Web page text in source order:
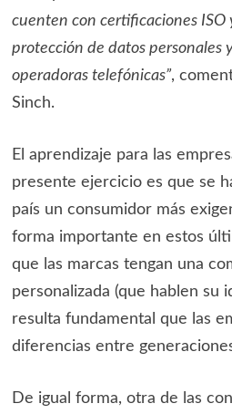
cuenten con certificaciones ISO
protección de datos personales
operadoras telefónicas”,
Sinch.
El aprendizaje para las
presente ejercicio es que se
país un consumidor más
forma importante en estos
que las marcas tengan una
personalizada (que hablen su
resulta fundamental que las
diferencias entre
De igual forma, otra de las